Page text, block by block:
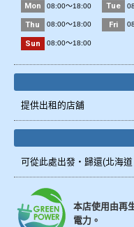
Mon 08:00～18:00 Tue
Thu 08:00～18:00 Fri
Sun 08:00～18:00
提供出租的店舖
可從此處出發・歸還(北海
本店使用由再
電力。